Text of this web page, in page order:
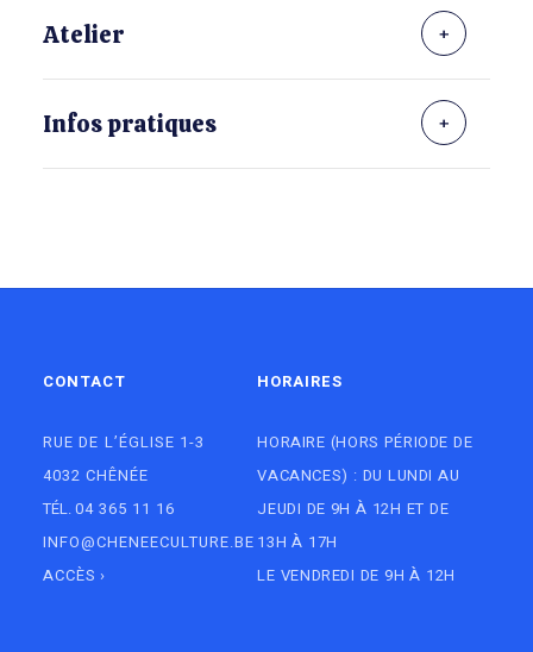
Atelier
Infos pratiques
CONTACT
RUE DE L’ÉGLISE 1-3
4032 CHÊNÉE
TÉL.04 365 11 16
INFO@CHENEECULTURE.BE
ACCÈS ›
HORAIRES
HORAIRE (HORS PÉRIODE DE
VACANCES) : DU LUNDI AU
JEUDI DE 9H À 12H ET DE
13H À 17H
LE VENDREDI DE 9H À 12H